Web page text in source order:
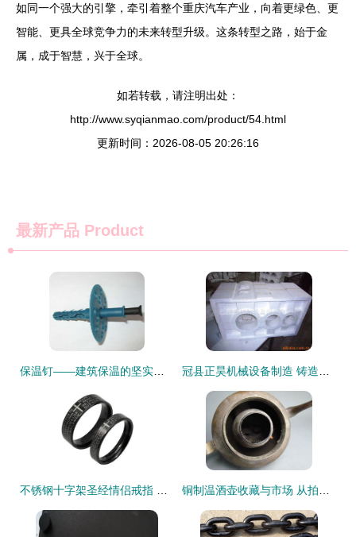
如同一个强大的引擎，牵引着整个重庆汽车产业，向着更绿色、更
智能、更具全球竞争力的未来转型升级。这条转型之路，始于金
属，成于智慧，兴于全球。
如若转载，请注明出处：
http://www.syqianmao.com/product/54.html
更新时间：2026-08-05 20:26:16
最新产品 Product